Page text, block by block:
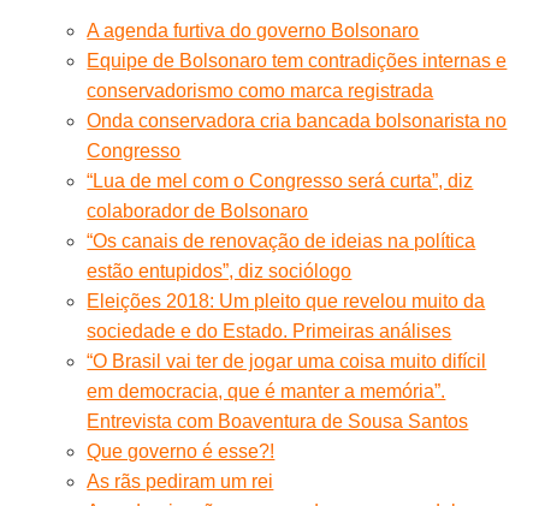
A agenda furtiva do governo Bolsonaro
Equipe de Bolsonaro tem contradições internas e
conservadorismo como marca registrada
Onda conservadora cria bancada bolsonarista no
Congresso
“Lua de mel com o Congresso será curta”, diz
colaborador de Bolsonaro
“Os canais de renovação de ideias na política
estão entupidos”, diz sociólogo
Eleições 2018: Um pleito que revelou muito da
sociedade e do Estado. Primeiras análises
“O Brasil vai ter de jogar uma coisa muito difícil
em democracia, que é manter a memória”.
Entrevista com Boaventura de Sousa Santos
Que governo é esse?!
As rãs pediram um rei